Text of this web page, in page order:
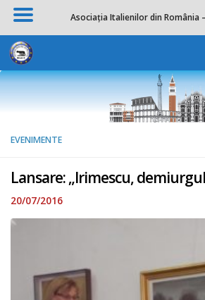
Skip to content
EVENIMENTE
Lansare: „Irimescu,
20/07/2016
Asociația Italienilor din România –